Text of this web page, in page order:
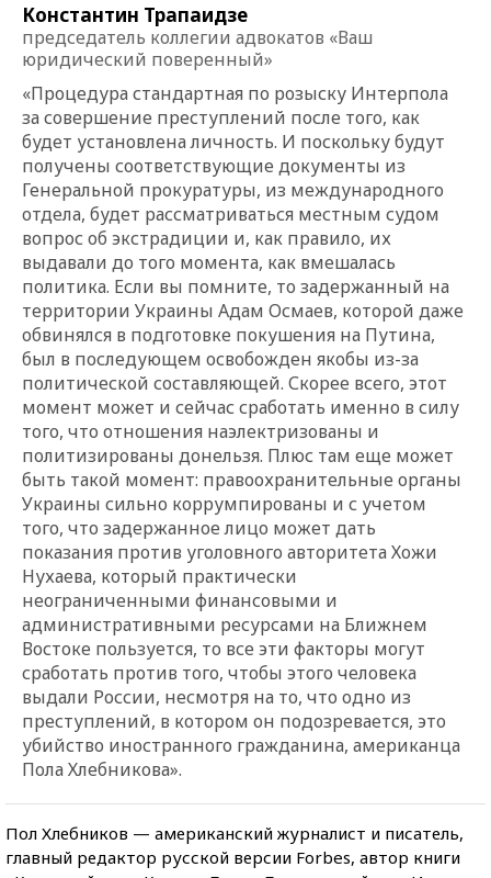
Константин Трапаидзе
председатель коллегии адвокатов «Ваш
юридический поверенный»
«Процедура стандартная по розыску Интерпола
за совершение преступлений после того, как
будет установлена личность. И поскольку будут
получены соответствующие документы из
Генеральной прокуратуры, из международного
отдела, будет рассматриваться местным судом
вопрос об экстрадиции и, как правило, их
выдавали до того момента, как вмешалась
политика. Если вы помните, то задержанный на
территории Украины Адам Осмаев, которой даже
обвинялся в подготовке покушения на Путина,
был в последующем освобожден якобы из-за
политической составляющей. Скорее всего, этот
момент может и сейчас сработать именно в силу
того, что отношения наэлектризованы и
политизированы донельзя. Плюс там еще может
быть такой момент: правоохранительные органы
Украины сильно коррумпированы и с учетом
того, что задержанное лицо может дать
показания против уголовного авторитета Хожи
Нухаева, который практически
неограниченными финансовыми и
административными ресурсами на Ближнем
Востоке пользуется, то все эти факторы могут
сработать против того, чтобы этого человека
выдали России, несмотря на то, что одно из
преступлений, в котором он подозревается, это
убийство иностранного гражданина, американца
Пола Хлебникова».
Пол Хлебников — американский журналист и писатель,
главный редактор русской версии Forbes, автор книги